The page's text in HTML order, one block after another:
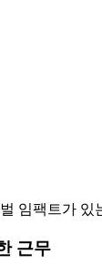
임팩트가
근무